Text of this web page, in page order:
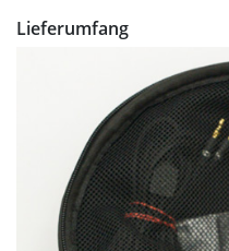
Lieferumfang